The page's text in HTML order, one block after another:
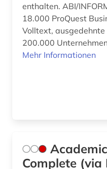
bibliographie (7)
bilanzdaten (1)
bilanzrecht (15)
enthalten. ABI/
18.000 ProQuest
Volltext,
200.000
Mehr Informationen
Complete (via